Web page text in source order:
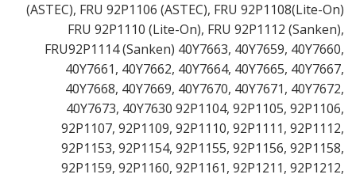
(ASTEC), FRU 92P1106 (ASTEC), FRU 92P1108(Lite-On)
FRU 92P1110 (Lite-On), FRU 92P1112 (Sanken),
FRU92P1114 (Sanken) 40Y7663, 40Y7659, 40Y7660,
40Y7661, 40Y7662, 40Y7664, 40Y7665, 40Y7667,
40Y7668, 40Y7669, 40Y7670, 40Y7671, 40Y7672,
40Y7673, 40Y7630 92P1104, 92P1105, 92P1106,
92P1107, 92P1109, 92P1110, 92P1111, 92P1112,
92P1153, 92P1154, 92P1155, 92P1156, 92P1158,
92P1159, 92P1160, 92P1161, 92P1211, 92P1212,